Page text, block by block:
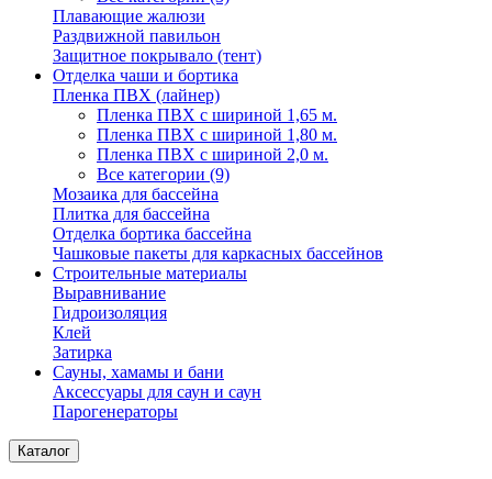
Плавающие жалюзи
Раздвижной павильон
Защитное покрывало (тент)
Отделка чаши и бортика
Пленка ПВХ (лайнер)
Пленка ПВХ с шириной 1,65 м.
Пленка ПВХ с шириной 1,80 м.
Пленка ПВХ с шириной 2,0 м.
Все категории (9)
Мозаика для бассейна
Плитка для бассейна
Отделка бортика бассейна
Чашковые пакеты для каркасных бассейнов
Строительные материалы
Выравнивание
Гидроизоляция
Клей
Затирка
Сауны, хамамы и бани
Аксессуары для саун и саун
Парогенераторы
Каталог